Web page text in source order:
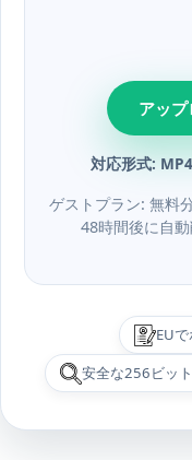
アッ
対応形式:
ゲストプラン: 無料
48時間後に自動
EU
安全な256ビッ